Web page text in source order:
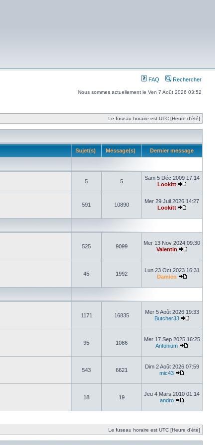
FAQ Rechercher
Nous sommes actuellement le Ven 7 Août 2026 03:52
Le fuseau horaire est UTC [Heure d’été]
Sujet(s) Message(s) Dernier message
5 5
Sam 5 Déc 2009 17:14
Lookitt
591 10890
Mer 29 Juil 2026 14:27
Lookitt
525 9099
Mer 13 Nov 2024 09:30
Valentin
45 1992
Lun 23 Oct 2023 16:31
Damien
1171 16835
Mer 5 Août 2026 19:33
Butcher33
95 1086
Mer 17 Sep 2025 16:25
Antonium
543 6621
Dim 2 Août 2026 07:59
mic43
18 19
Jeu 4 Mars 2010 01:14
andro
Le fuseau horaire est UTC [Heure d’été]